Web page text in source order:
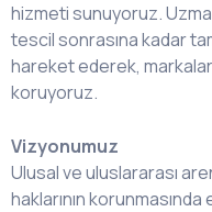
hizmeti sunuyoruz.
tescil sonrasına kadar
hareket ederek,
koruyoruz.
Vizyonumuz
Ulusal ve uluslararası
haklarının